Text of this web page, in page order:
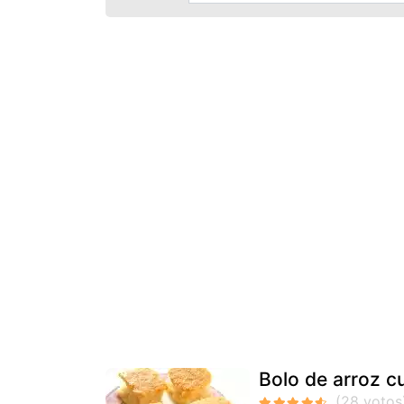
Bolo de arroz